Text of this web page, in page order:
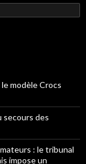
modèle Crocs
secours des
: le tribunal
impose un